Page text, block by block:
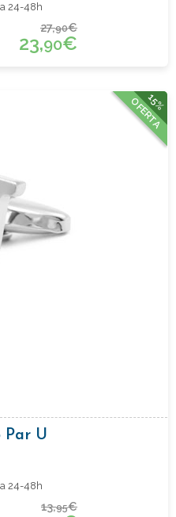
24-48h
27,90€
23,90€
15%
OFERTA
Par U
24-48h
13,95€